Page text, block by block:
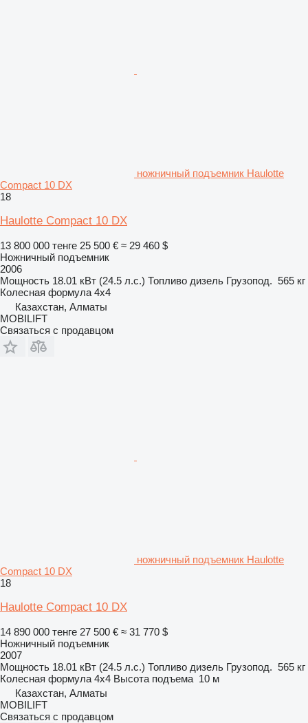
ножничный подъемник Haulotte
Compact 10 DX
18
Haulotte Compact 10 DX
13 800 000 тенге 25 500 € ≈ 29 460 $
Ножничный подъемник
2006
Мощность 18.01 кВт (24.5 л.с.) Топливо дизель Грузопод. 565 кг
Колесная формула 4x4
Казахстан, Алматы
MOBILIFT
Связаться с продавцом
ножничный подъемник Haulotte
Compact 10 DX
18
Haulotte Compact 10 DX
14 890 000 тенге 27 500 € ≈ 31 770 $
Ножничный подъемник
2007
Мощность 18.01 кВт (24.5 л.с.) Топливо дизель Грузопод. 565 кг
Колесная формула 4x4 Высота подъема 10 м
Казахстан, Алматы
MOBILIFT
Связаться с продавцом